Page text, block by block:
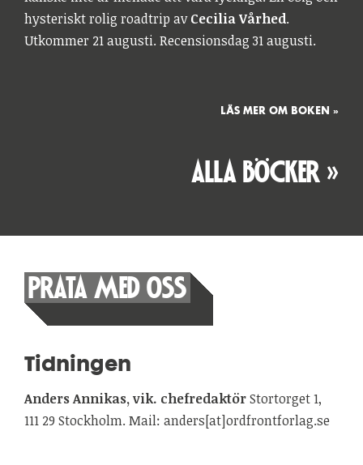
hysteriskt rolig roadtrip avCecilia Vårhed.
Utkommer 21 augusti. Recensionsdag 31 augusti.
LÄS MER OM BOKEN »
ALLA BÖCKER »
PRATA MED OSS
Tidningen
Anders Annikas, vik. chefredaktörStortorget 1,
111 29 Stockholm. Mail: anders[at]ordfrontforlag.se